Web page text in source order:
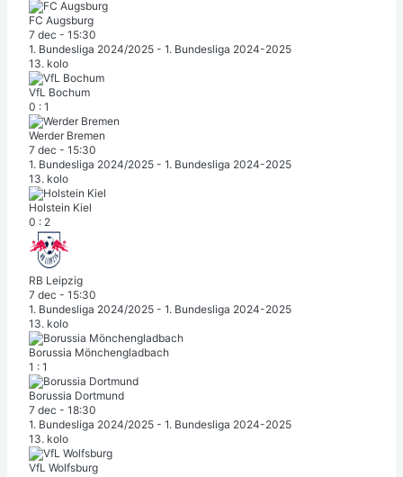
FC Augsburg
7 dec - 15:30
1. Bundesliga 2024/2025 - 1. Bundesliga 2024-2025
13. kolo
VfL Bochum
0 : 1
Werder Bremen
7 dec - 15:30
1. Bundesliga 2024/2025 - 1. Bundesliga 2024-2025
13. kolo
Holstein Kiel
0 : 2
RB Leipzig
7 dec - 15:30
1. Bundesliga 2024/2025 - 1. Bundesliga 2024-2025
13. kolo
Borussia Mönchengladbach
1 : 1
Borussia Dortmund
7 dec - 18:30
1. Bundesliga 2024/2025 - 1. Bundesliga 2024-2025
13. kolo
VfL Wolfsburg